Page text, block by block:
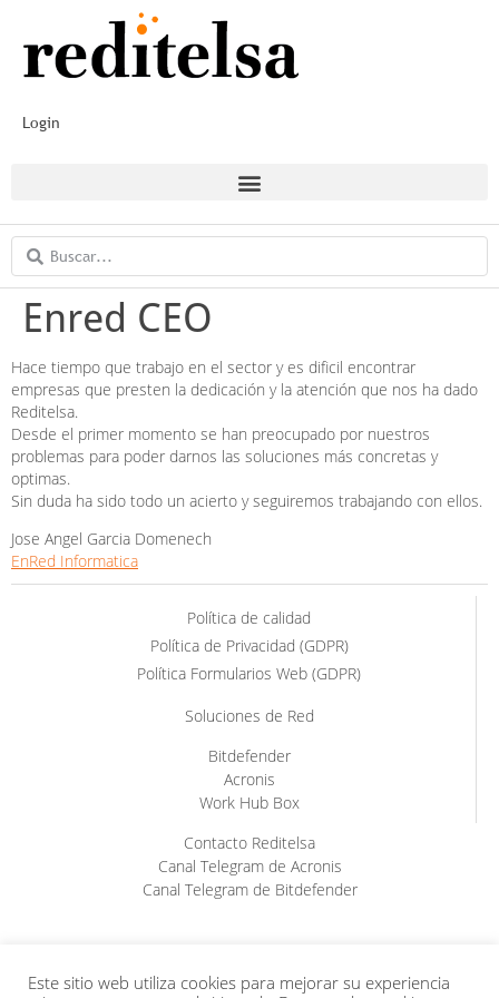
Login
Enred CEO
Hace tiempo que trabajo en el sector y es dificil encontrar
empresas que presten la dedicación y la atención que nos ha dado
Reditelsa.
Desde el primer momento se han preocupado por nuestros
problemas para poder darnos las soluciones más concretas y
optimas.
Sin duda ha sido todo un acierto y seguiremos trabajando con ellos.
Jose Angel Garcia Domenech
EnRed Informatica
Política de calidad
Política de Privacidad (GDPR)
Política Formularios Web (GDPR)
Soluciones de Red
Bitdefender
Acronis
Work Hub Box
Contacto Reditelsa
Canal Telegram de Acronis
Canal Telegram de Bitdefender
Este sitio web utiliza cookies para mejorar su experiencia